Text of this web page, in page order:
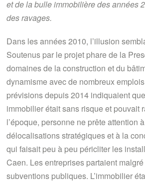
et de la bulle immobilière des années
des ravages.
Dans les années 2010, l’illusion
Soutenus par le projet phare de la
domaines de la construction et du
dynamisme avec de nombreux
prévisions depuis 2014 indiquaient
immobilier était sans risque et pouvait
l’époque, personne ne prête attention
délocalisations stratégiques et à la
qui faisait peu à peu péricliter les
Caen. Les entreprises partaient
subventions publiques. L’immobilier